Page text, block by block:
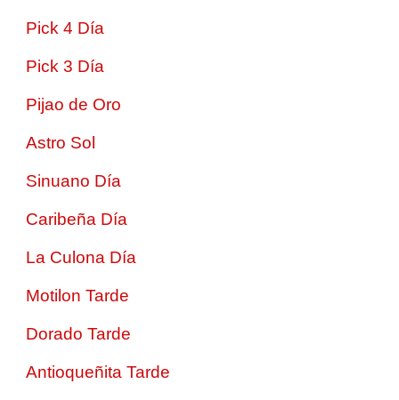
Pick 4 Día
Pick 3 Día
Pijao de Oro
Astro Sol
Sinuano Día
Caribeña Día
La Culona Día
Motilon Tarde
Dorado Tarde
Antioqueñita Tarde